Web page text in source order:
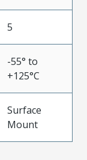
5
-55° to
+125°C
Surface
Mount